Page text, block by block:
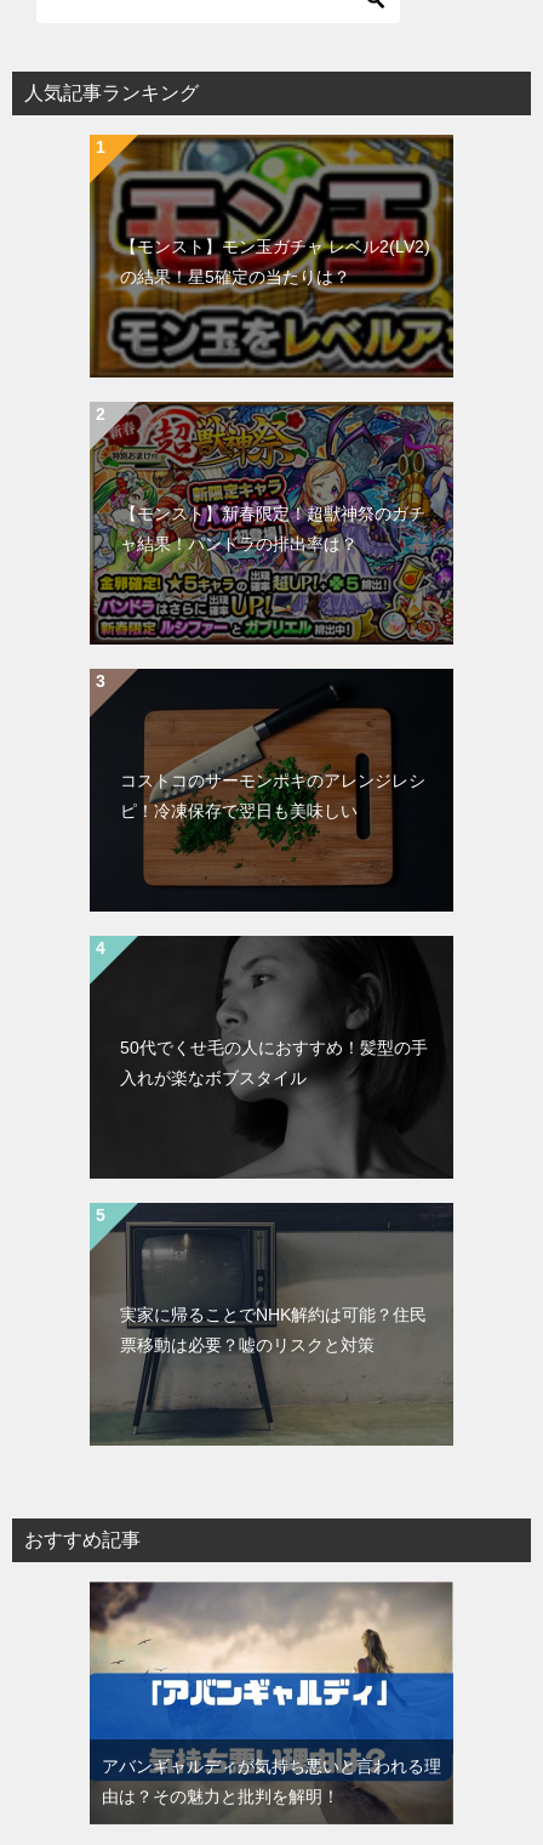
人気記事ランキング
【モンスト】モン玉ガチャ レベル2(LV2)
の結果！星5確定の当たりは？
【モンスト】新春限定！超獣神祭のガチ
ャ結果！パンドラの排出率は？
コストコのサーモンポキのアレンジレシ
ピ！冷凍保存で翌日も美味しい
50代でくせ毛の人におすすめ！髪型の手
入れが楽なボブスタイル
実家に帰ることでNHK解約は可能？住民
票移動は必要？嘘のリスクと対策
おすすめ記事
アバンギャルディが気持ち悪いと言われる理
由は？その魅力と批判を解明！